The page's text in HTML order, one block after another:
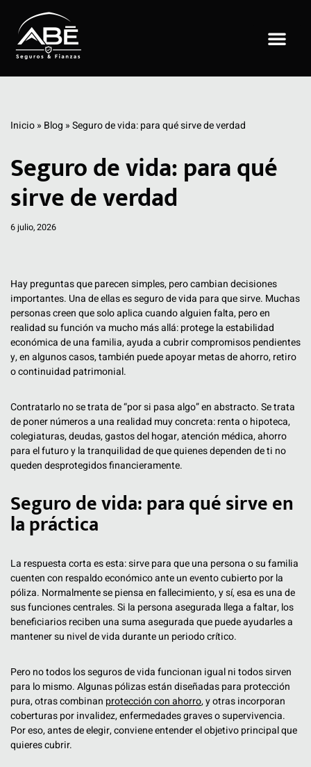
Saltar
al
Inicio» Blog »Seguro de vida: para qué sirve de verdad
Seguro de vida: para qué
sirve de verdad
6 julio, 2026
Hay preguntas que parecen simples, pero cambian decisiones
importantes. Una de ellas es seguro de vida para que sirve. Muchas
personas creen que solo aplica cuando alguien falta, pero en
realidad su función va mucho más allá: protege la estabilidad
económica de una familia, ayuda a cubrir compromisos pendientes
y, en algunos casos, también puede apoyar metas de ahorro, retiro
o continuidad patrimonial.
Contratarlo no se trata de “por si pasa algo” en abstracto. Se trata
de poner números a una realidad muy concreta: renta o hipoteca,
colegiaturas, deudas, gastos del hogar, atención médica, ahorro
para el futuro y la tranquilidad de que quienes dependen de ti no
queden desprotegidos financieramente.
Seguro de vida: para qué sirve en
la práctica
La respuesta corta es esta: sirve para que una persona o su familia
cuenten con respaldo económico ante un evento cubierto por la
póliza. Normalmente se piensa en fallecimiento, y sí, esa es una de
sus funciones centrales. Si la persona asegurada llega a faltar, los
beneficiarios reciben una suma asegurada que puede ayudarles a
mantener su nivel de vida durante un periodo crítico.
Pero no todos los seguros de vida funcionan igual ni todos sirven
para lo mismo. Algunas pólizas están diseñadas para protección
pura, otras combinan protección con ahorro, y otras incorporan
coberturas por invalidez, enfermedades graves o supervivencia.
Por eso, antes de elegir, conviene entender el objetivo principal que
quieres cubrir.